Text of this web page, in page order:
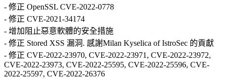
- 修正 OpenSSL CVE-2022-0778
- 修正 CVE-2021-34174
- 增加阻止惡意軟體的安全措施
- 修正 Stored XSS 漏洞. 感謝Milan Kyselica of IstroSec 的貢獻
- 修正 CVE-2022-23970, CVE-2022-23971, CVE-2022-23972,
CVE-2022-23973, CVE-2022-25595, CVE-2022-25596, CVE-
2022-25597, CVE-2022-26376